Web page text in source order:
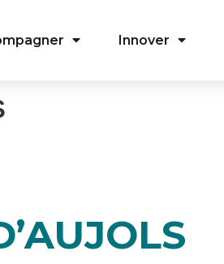
Innover